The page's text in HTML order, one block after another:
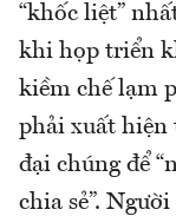
“khốc liệt”
khi họp triển
kiềm chế lạm
phải xuất hiện
đại chúng để
chia sẻ”.